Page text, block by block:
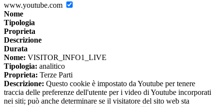
www.youtube.com
Nome
Tipologia
Proprieta
Descrizione
Durata
Nome: VISITOR_INFO1_LIVE
Tipologia: analitico
Proprieta: Terze Parti
Descrizione: Questo cookie è impostato da Youtube per tenere
traccia delle preferenze dell'utente per i video di Youtube incorporati
nei siti; può anche determinare se il visitatore del sito web sta